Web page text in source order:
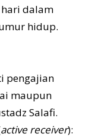
dalam
hidup.
pengajian
maupun
Salafi.
active receiver):